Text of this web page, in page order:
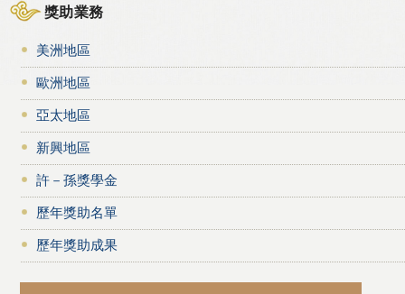
獎助業務
美洲地區
歐洲地區
亞太地區
新興地區
許－孫獎學金
歷年獎助名單
歷年獎助成果